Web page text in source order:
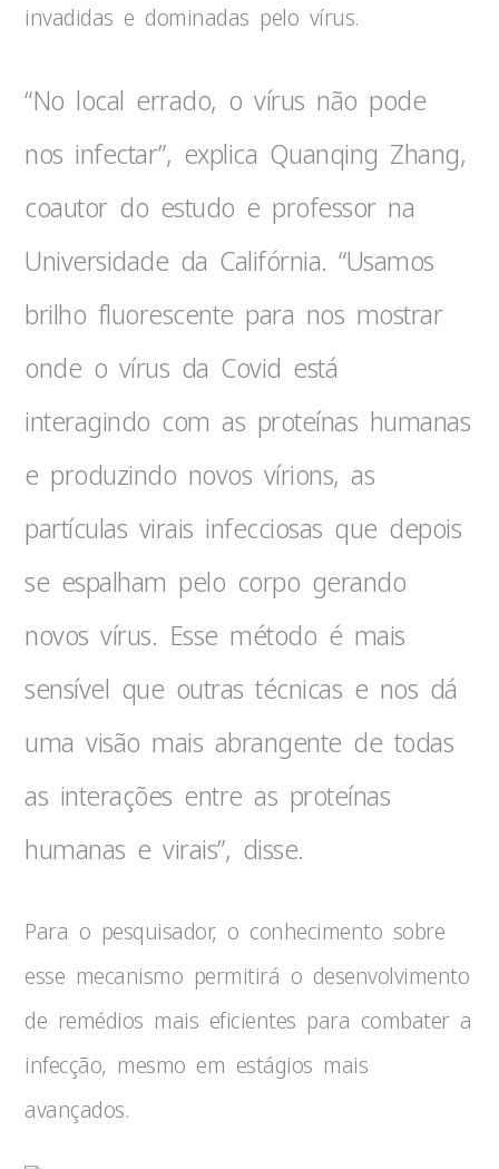
invadidas e dominadas pelo vírus.
“No local errado, o vírus não pode
nos infectar”, explica Quanqing Zhang,
coautor do estudo e professor na
Universidade da Califórnia. “Usamos
brilho fluorescente para nos mostrar
onde o vírus da Covid está
interagindo com as proteínas humanas
e produzindo novos vírions, as
partículas virais infecciosas que depois
se espalham pelo corpo gerando
novos vírus. Esse método é mais
sensível que outras técnicas e nos dá
uma visão mais abrangente de todas
as interações entre as proteínas
humanas e virais”, disse.
Para o pesquisador, o conhecimento sobre
esse mecanismo permitirá o desenvolvimento
de remédios mais eficientes para combater a
infecção, mesmo em estágios mais
avançados.